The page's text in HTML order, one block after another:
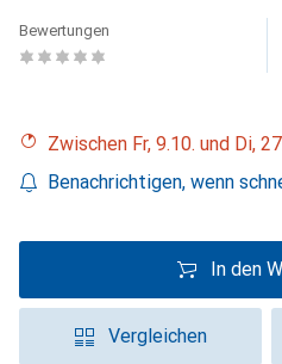
Bewertungen
Zwischen Fr, 9.10. und Di,
Benachrichtigen, wenn
In den
Vergleichen